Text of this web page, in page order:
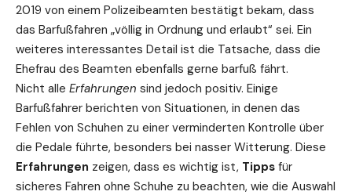
2019 von einem Polizeibeamten bestätigt bekam, dass
das Barfußfahren „völlig in Ordnung und erlaubt“ sei. Ein
weiteres interessantes Detail ist die Tatsache, dass die
Ehefrau des Beamten ebenfalls gerne barfuß fährt.
Nicht alle Erfahrungen sind jedoch positiv. Einige
Barfußfahrer berichten von Situationen, in denen das
Fehlen von Schuhen zu einer verminderten Kontrolle über
die Pedale führte, besonders bei nasser Witterung. Diese
Erfahrungen zeigen, dass es wichtig ist, Tipps für
sicheres Fahren ohne Schuhe zu beachten, wie die Auswahl